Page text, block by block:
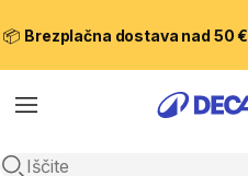
📦 Brezplačna dostava nad 50 €
Meni
Odpri iskanje